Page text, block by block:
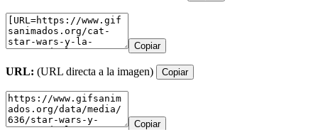
Copiar
URL: (URL directa a la imagen) Copiar
Copiar